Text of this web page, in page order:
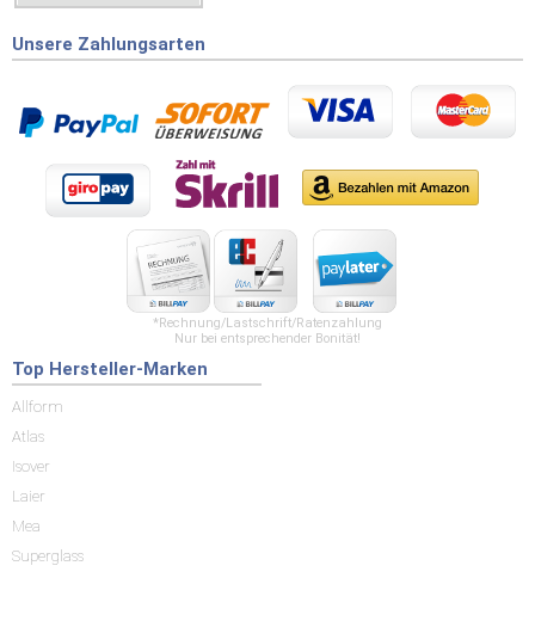
Unsere Zahlungsarten
*Rechnung/Lastschrift/Ratenzahlung
Nur bei entsprechender Bonität!
Top Hersteller-Marken
Allform
Atlas
Isover
Laier
Mea
Superglass